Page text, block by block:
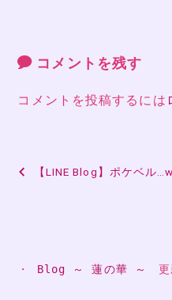
コメントを残す
コメントを投稿するには
投
【LINE Blog】ポケベル…w
・ Blog ～ 蓮の華 ～ 更